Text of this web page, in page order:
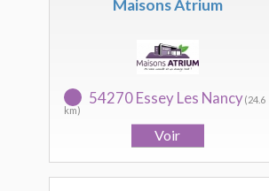
Maisons Atrium
54270 Essey Les Nancy(24.6
km)